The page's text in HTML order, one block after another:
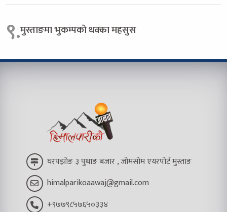
९.मुस्ताङमा भुकम्पकाे धक्का महसुस
घरपझोङ ३ पुथाङ बजार , जोमसोम एयरपोर्ट मुस्ताङ
himalparikoaawaj@gmail.com
+९७७९८५७६५०३३४